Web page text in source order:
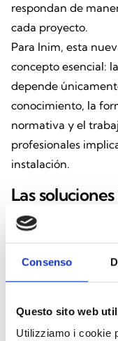
Consenso
Questo sito web
Utilizziamo i cookie
respondan de
cada proyecto.
Para Inim, esta
concepto esencial:
depende
conocimiento, la
normativa y el
profesionales
instalación.
Las
diálogo con el
Desde sus inicios,
interno de sus
tecnológica y por